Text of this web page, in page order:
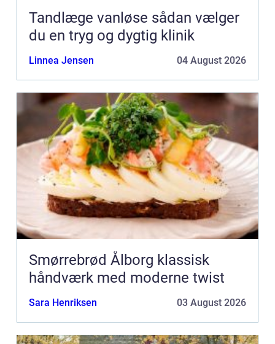
Tandlæge vanløse sådan vælger
du en tryg og dygtig klinik
Linnea Jensen 04 August 2026
Smørrebrød Ålborg klassisk
håndværk med moderne twist
Sara Henriksen 03 August 2026